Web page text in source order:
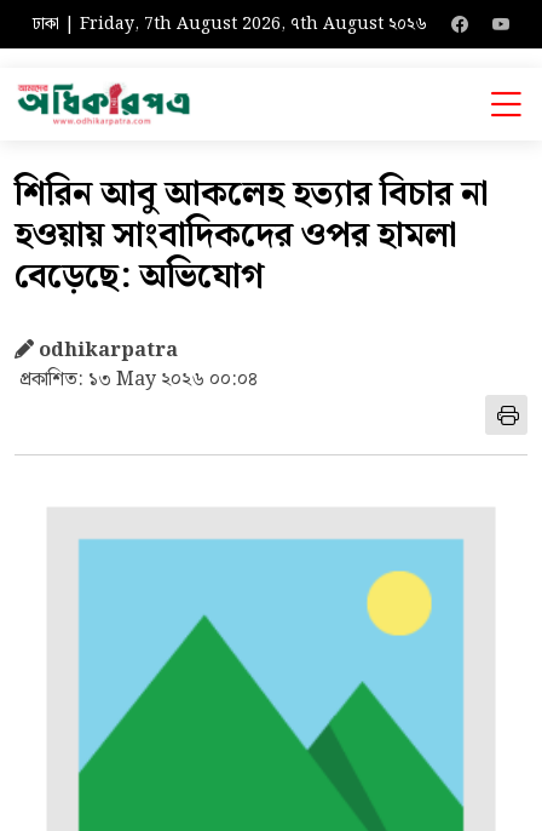
ঢাকা | Friday, 7th August 2026, ৭th August ২০২৬
শিরিন আবু আকলেহ হত্যার বিচার না
হওয়ায় সাংবাদিকদের ওপর হামলা
বেড়েছে: অভিযোগ
odhikarpatra
প্রকাশিত: ১৩ May ২০২৬ ০০:০৪